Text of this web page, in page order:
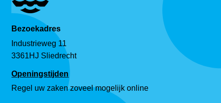
Bezoekadres
Industrieweg 11
3361HJ Sliedrecht
Openingstijden
Regel uw zaken zoveel mogelijk online